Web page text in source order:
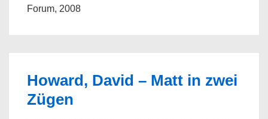
Forum, 2008
Howard, David – Matt in zwei
Zügen